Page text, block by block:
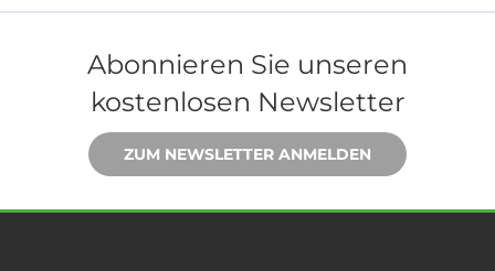
Abonnieren Sie unseren
kostenlosen Newsletter
ZUM NEWSLETTER ANMELDEN